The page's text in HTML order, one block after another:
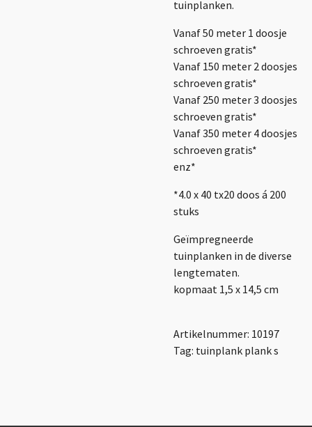
tuinplanken.
Vanaf 50 meter 1 doosje
schroeven gratis*
Vanaf 150 meter 2 doosjes
schroeven gratis*
Vanaf 250 meter 3 doosjes
schroeven gratis*
Vanaf 350 meter 4 doosjes
schroeven gratis*
enz*
*4.0 x 40 tx20 doos á 200
stuks
Geïmpregneerde
tuinplanken in de diverse
lengtematen.
kopmaat 1,5 x 14,5 cm
Artikelnummer: 10197
Tag: tuinplank plank s